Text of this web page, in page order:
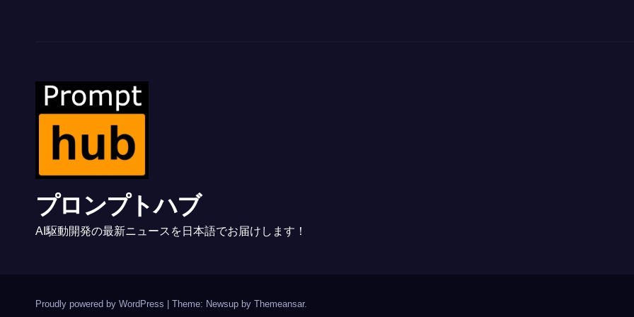
プロンプトハブ
AI駆動開発の最新ニュースを日本語でお届けします！
Proudly powered by WordPress | Theme: Newsup by Themeansar.